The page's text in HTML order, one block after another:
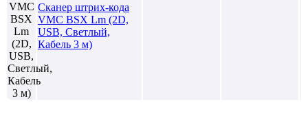
Сканер штрих-кода
VMC BSX Lm (2D,
USB, Светлый,
Кабель 3 м)